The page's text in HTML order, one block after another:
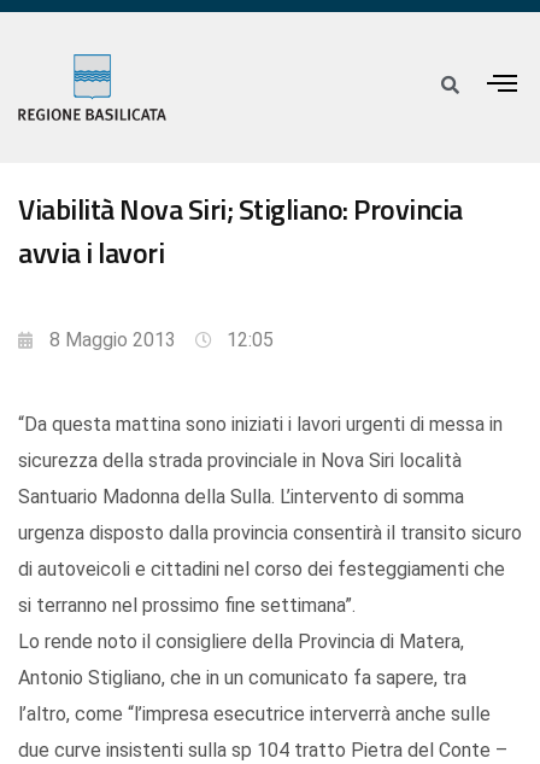
Viabilità Nova Siri; Stigliano: Provincia
avvia i lavori
8 Maggio 2013 12:05
“Da questa mattina sono iniziati i lavori urgenti di messa in
sicurezza della strada provinciale in Nova Siri località
Santuario Madonna della Sulla. L’intervento di somma
urgenza disposto dalla provincia consentirà il transito sicuro
di autoveicoli e cittadini nel corso dei festeggiamenti che
si terranno nel prossimo fine settimana”.
Lo rende noto il consigliere della Provincia di Matera,
Antonio Stigliano, che in un comunicato fa sapere, tra
l’altro, come “l’impresa esecutrice interverrà anche sulle
due curve insistenti sulla sp 104 tratto Pietra del Conte –